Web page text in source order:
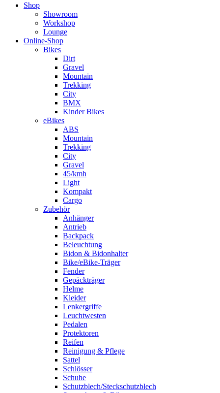
Shop
Showroom
Workshop
Lounge
Online-Shop
Bikes
Dirt
Gravel
Mountain
Trekking
City
BMX
Kinder Bikes
eBikes
ABS
Mountain
Trekking
City
Gravel
45/kmh
Light
Kompakt
Cargo
Zubehör
Anhänger
Antrieb
Backpack
Beleuchtung
Bidon & Bidonhalter
Bike/eBike-Träger
Fender
Gepäckträger
Helme
Kleider
Lenkergriffe
Leuchtwesten
Pedalen
Protektoren
Reifen
Reinigung & Pflege
Sattel
Schlösser
Schuhe
Schutzblech/Steckschutzblech